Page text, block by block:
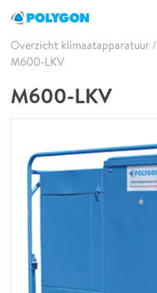
Start
Overzicht klimaatapparatuur /
M600-LKV
M600-LKV